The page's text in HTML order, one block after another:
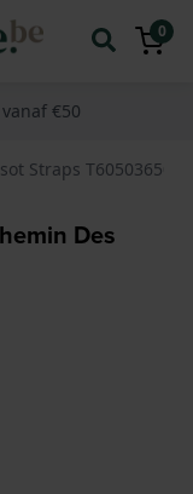
0
€50
Straps
Des